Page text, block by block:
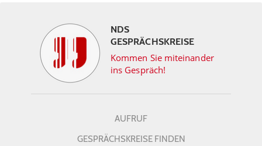
NDS
GESPRÄCHSKREISE
Kommen Sie miteinander
ins Gespräch!
AUFRUF
GESPRÄCHSKREISE FINDEN